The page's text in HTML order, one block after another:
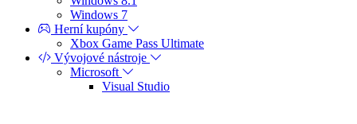
Windows 7
Herní kupóny
Xbox Game Pass Ultimate
Vývojové nástroje
Microsoft
Visual Studio